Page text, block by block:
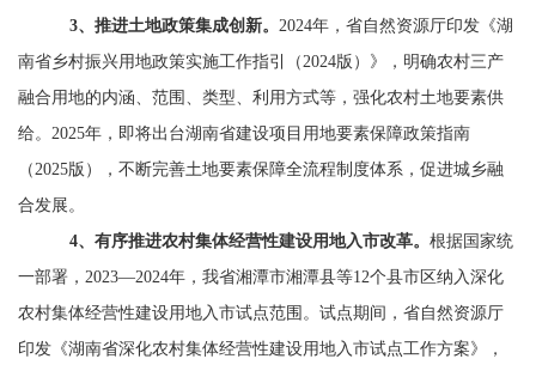
3、推进土地政策集成创新。 2024年，省自然资源厅印发《湖
南省乡村振兴用地政策实施工作指引（ 2024版）》，明确农村三产
融合用地的内涵、范围、类型、利用方式等，强化农村土地要素供
给。 2025年，即将出台湖南省建设项目用地要素保障政策指南
（ 2025版），不断完善土地要素保障全流程制度体系，促进城乡融
合发展。
4、有序推进农村集体经营性建设用地入市改革。 根据国家统
一部署， 2023—2024年，我省湘潭市湘潭县等12个县市区纳入深化
农村集体经营性建设用地入市试点范围。试点期间，省自然资源厅
印发《湖南省深化农村集体经营性建设用地入市试点工作方案》，